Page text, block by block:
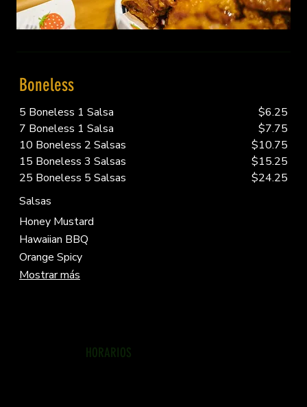
Boneless
5 Boneless 1 Salsa
$6.25
7 Boneless 1 Salsa
$7.75
10 Boneless 2 Salsas
$10.75
15 Boneless 3 Salsas
$15.25
25 Boneless 5 Salsas
$24.25
Salsas
Honey Mustard
Hawaiian BBQ
Orange Spicy
Mostrar más
HORARIOS